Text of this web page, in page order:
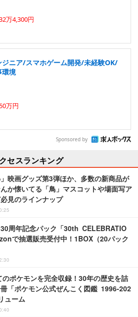
万4,300円
ジニア/スマホゲーム開発/未経験OK/
環境
万円
Sponsored by
セスランキング
」映画グッズ第3弾ほか、多数の新商品が
か懐いてる「鳥」マスコットや場面写ア
見のラインナップ
30周年記念パック「30th CELEBRATIO
で抽選販売受付中！1BOX（20パック
のポケモンを完全収録！30年の歴史を詰
「ポケモン公式ぜんこく図鑑 1996-202
ューム